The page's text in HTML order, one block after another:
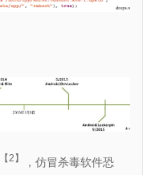
【2】
，仿冒杀毒软件恐